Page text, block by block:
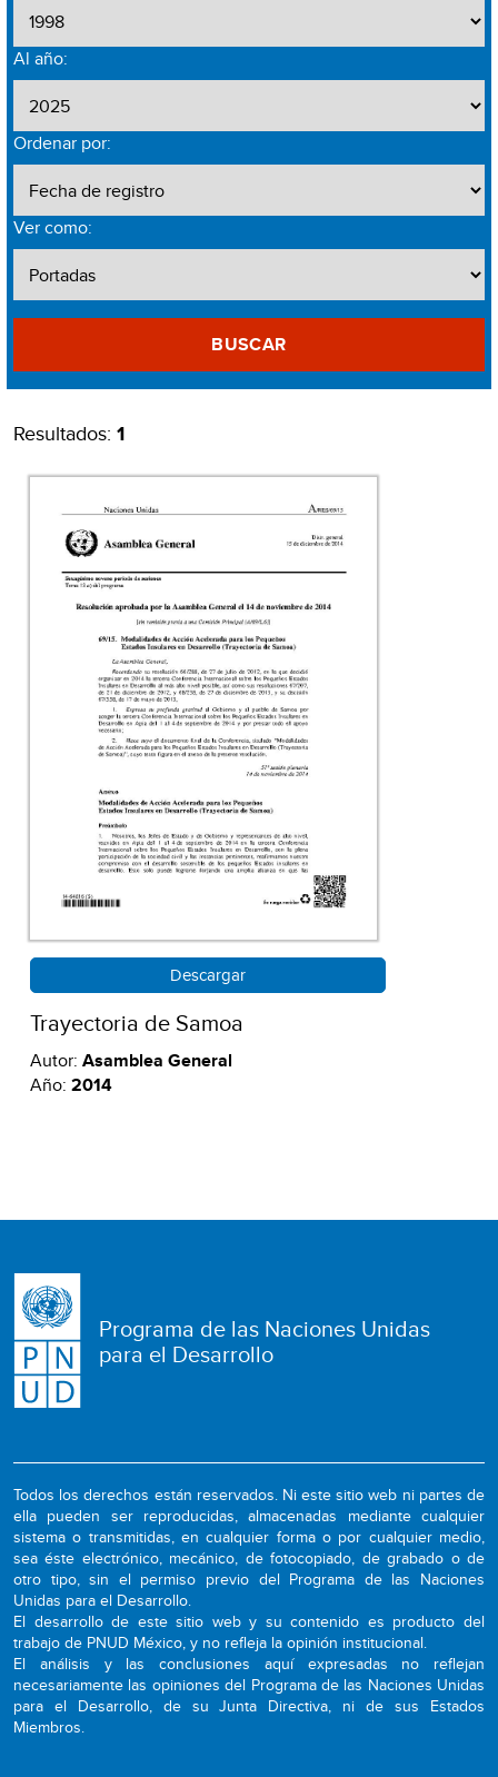
Al año:
Ordenar por:
Ver como:
BUSCAR
Resultados: 1
Descargar
Trayectoria de Samoa
Autor: Asamblea General
Año: 2014
Programa de las Naciones Unidas
para el Desarrollo
Todos los derechos están reservados. Ni este sitio web ni partes de
ella pueden ser reproducidas, almacenadas mediante cualquier
sistema o transmitidas, en cualquier forma o por cualquier medio,
sea éste electrónico, mecánico, de fotocopiado, de grabado o de
otro tipo, sin el permiso previo del Programa de las Naciones
Unidas para el Desarrollo.
El desarrollo de este sitio web y su contenido es producto del
trabajo de PNUD México, y no refleja la opinión institucional.
El análisis y las conclusiones aquí expresadas no reflejan
necesariamente las opiniones del Programa de las Naciones Unidas
para el Desarrollo, de su Junta Directiva, ni de sus Estados
Miembros.